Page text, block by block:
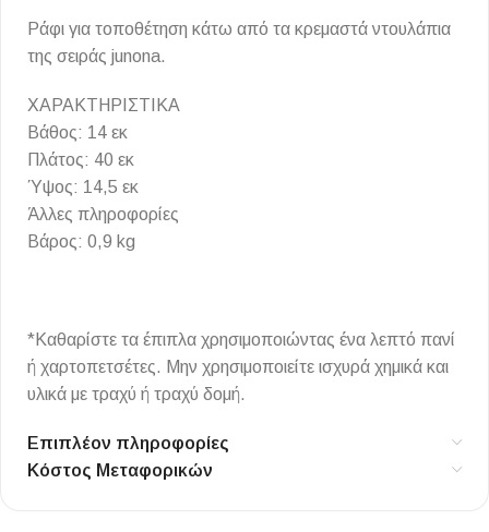
Ράφι για τοποθέτηση κάτω από τα κρεμαστά ντουλάπια
της σειράς junona.
ΧΑΡΑΚΤΗΡΙΣΤΙΚΑ
Βάθος: 14 εκ
Πλάτος: 40 εκ
Ύψος: 14,5 εκ
Άλλες πληροφορίες
Βάρος: 0,9 kg
*Καθαρίστε τα έπιπλα χρησιμοποιώντας ένα λεπτό πανί
ή χαρτοπετσέτες. Μην χρησιμοποιείτε ισχυρά χημικά και
υλικά με τραχύ ή τραχύ δομή.
Επιπλέον πληροφορίες
Κόστος Μεταφορικών